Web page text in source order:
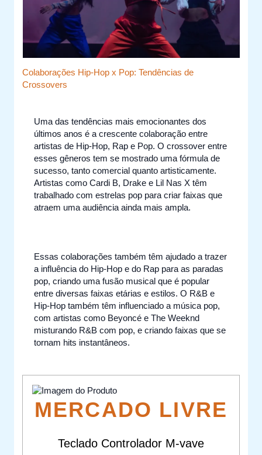
Colaborações Hip-Hop x Pop: Tendências de
Crossovers
Uma das tendências mais emocionantes dos
últimos anos é a crescente colaboração entre
artistas de Hip-Hop, Rap e Pop. O crossover entre
esses gêneros tem se mostrado uma fórmula de
sucesso, tanto comercial quanto artisticamente.
Artistas como Cardi B, Drake e Lil Nas X têm
trabalhado com estrelas pop para criar faixas que
atraem uma audiência ainda mais ampla.
Essas colaborações também têm ajudado a trazer
a influência do Hip-Hop e do Rap para as paradas
pop, criando uma fusão musical que é popular
entre diversas faixas etárias e estilos. O R&B e
Hip-Hop também têm influenciado a música pop,
com artistas como Beyoncé e The Weeknd
misturando R&B com pop, e criando faixas que se
tornam hits instantâneos.
MERCADO LIVRE
Teclado Controlador M-vave